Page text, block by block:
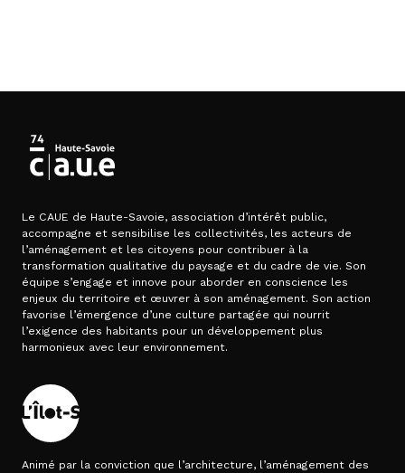
Le CAUE de Haute-Savoie, association d’intérêt public,
accompagne et sensibilise les collectivités, les acteurs de
l’aménagement et les citoyens pour contribuer à la
transformation qualitative du paysage et du cadre de vie. Son
équipe s’engage et innove pour aborder en conscience les
enjeux du territoire et œuvrer à son aménagement. Son action
favorise l’émergence d’une culture partagée qui nourrit
l’exigence des habitants pour un développement plus
harmonieux avec leur environnement.
Animé par la conviction que l’architecture, l’aménagement des